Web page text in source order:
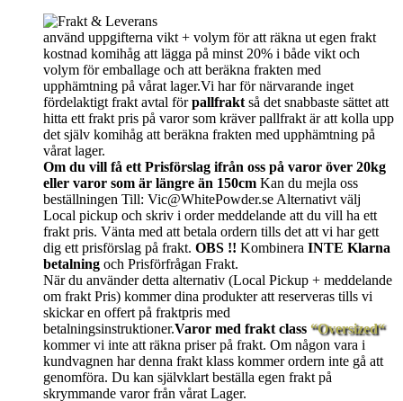
använd uppgifterna vikt + volym för att räkna ut egen frakt
kostnad komihåg att lägga på minst 20% i både vikt och
volym för emballage och att beräkna frakten med
upphämtning på vårat lager.Vi har för närvarande inget
fördelaktigt frakt avtal förpallfrakt så det snabbaste sättet att
hitta ett frakt pris på varor som kräver pallfrakt är att kolla upp
det själv komihåg att beräkna frakten med upphämtning på
vårat lager.
Om du vill få ett Prisförslag ifrån oss på varor över 20kg
eller varor som är längre än 150cm Kan du mejla oss
beställningen Till: Vic@WhitePowder.se Alternativt välj
Local pickup och skriv i order meddelande att du vill ha ett
frakt pris. Vänta med att betala ordern tills det att vi har gett
dig ett prisförslag på frakt. OBS !! Kombinera INTE Klarna
betalning och Prisförfrågan Frakt.
När du använder detta alternativ (Local Pickup + meddelande
om frakt Pris) kommer dina produkter att reserveras tills vi
skickar en offert på fraktpris med
betalningsinstruktioner.Varor med frakt class “Oversized“
kommer vi inte att räkna priser på frakt. Om någon vara i
kundvagnen har denna frakt klass kommer ordern inte gå att
genomföra. Du kan självklart beställa egen frakt på
skrymmande varor från vårat Lager.